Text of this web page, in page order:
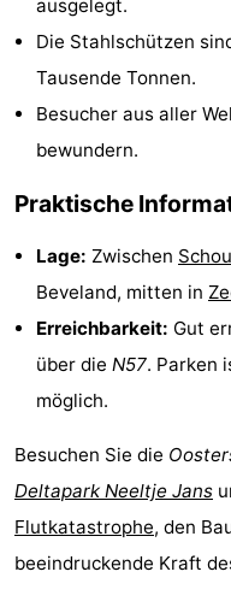
Haamstede
Natur
van
Schouwen
Walcheren
Veere
Natur
Oranjezon
-
Oostkapelle
-
Domburg
Natur
-
ausgelegt.
Die Stahlschützen
Tausende Tonnen.
Besucher aus aller
bewundern.
Praktische
Lage: Zwischen
Beveland, mitten in
Erreichbarkeit: Gut
über die N57. Parken
möglich.
Besuchen Sie die
Deltapark Neeltje Jans
Flutkatastrophe, den
beeindruckende Kraft